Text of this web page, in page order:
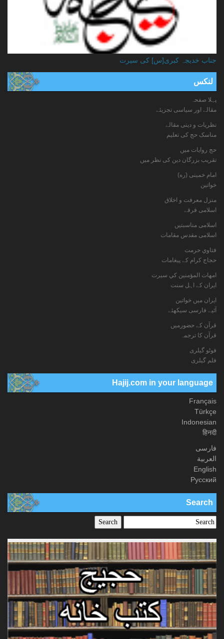
جناب خدیجہ کبری[س] کی سیرت
لنکس
پہلا صفحہ
مقالے اور سیاسی تجزیئے
نظریات و دینی مقالے
مناسک حج کی تعلیم
حج روایات میں
تقریب بزرگان دین کی نظر میں
امام خمینی (ره)
خواتين
منزل معرفت و اخلاق
اسلامی فرقے
اسلامی مناسبتیں
اسلامی مقدس مقامات
فتاوي حرمت
حجاج کرام کے پیغامات
امهات المؤمنين كي سيرت
ایران کے اہل سنت
ایران میں خواتین
آئیے فارسی سیکھئے
قرآن کے حضورمیں
قرآن کا ترجمہ
فوٹو گيلری
فلم گیلری
Hajij.com in your language
Français
Türkçe
Indonesian
हिनदी
فارسی
العربیة
English
Русский
Search